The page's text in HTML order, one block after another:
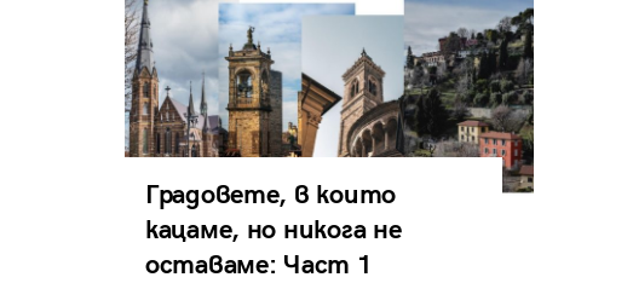
Градовете, в които
кацаме, но никога не
оставаме: Част 1